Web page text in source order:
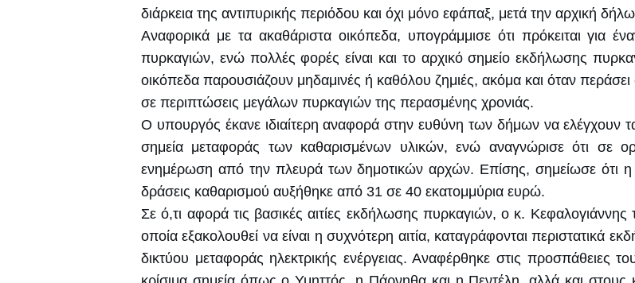
διάρκεια της αντιπυρικής περιόδου και όχι μόνο εφάπαξ, μετά την αρχική
Αναφορικά με τα ακαθάριστα οικόπεδα, υπογράμμισε ότι πρόκειται για
πυρκαγιών, ενώ πολλές φορές είναι και το αρχικό σημείο εκδήλωσης
οικόπεδα παρουσιάζουν μηδαμινές ή καθόλου ζημιές, ακόμα και όταν
σε περιπτώσεις μεγάλων πυρκαγιών της περασμένης χρονιάς.
Ο υπουργός έκανε ιδιαίτερη αναφορά στην ευθύνη των δήμων να ελέγχουν
σημεία μεταφοράς των καθαρισμένων υλικών, ενώ αναγνώρισε ότι σε
ενημέρωση από την πλευρά των δημοτικών αρχών. Επίσης, σημείωσε ότι
δράσεις καθαρισμού αυξήθηκε από 31 σε 40 εκατομμύρια ευρώ.
Σε ό,τι αφορά τις βασικές αιτίες εκδήλωσης πυρκαγιών, ο κ.
οποία εξακολουθεί να είναι η συχνότερη αιτία, καταγράφονται περιστατικά
δικτύου μεταφοράς ηλεκτρικής ενέργειας. Αναφέρθηκε στις προσπάθειες